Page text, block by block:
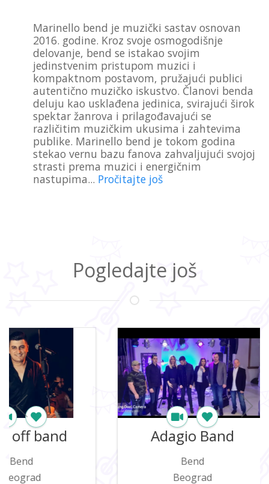
Marinello bend je muzički sastav osnovan
2016. godine. Kroz svoje osmogodišnje
delovanje, bend se istakao svojim
jedinstvenim pristupom muzici i
kompaktnom postavom, pružajući publici
autentično muzičko iskustvo. Članovi benda
deluju kao usklađena jedinica, svirajući širok
spektar žanrova i prilagođavajući se
različitim muzičkim ukusima i zahtevima
publike. Marinello bend je tokom godina
stekao vernu bazu fanova zahvaljujući svojoj
strasti prema muzici i energičnim
nastupima... Pročitajte još
Pogledajte još
Adagio Band